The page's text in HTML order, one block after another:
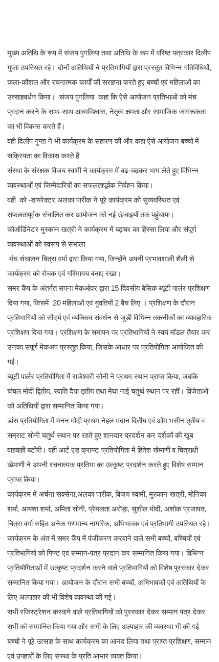
मुख्य अतिथि के रूप में संजय पुगलिया तथा अतिथि के रूप में वरिष्ठ पत्रकार दिलीप
गुप्ता उपस्थित रहे। दोनों अतिथियों ने प्रतिभागियों द्वारा प्रस्तुत विभिन्न गतिविधियों,
कला-कौशल और रचनात्मक कार्यों की सराहना करते हुए बच्चों एवं महिलाओं का
उत्साहवर्धन किया। संजय पुगलिया कहा कि ऐसे आयोजन प्रतिभाओं को मंच
प्रदान करने के साथ-साथ आत्मविश्वास, नेतृत्व क्षमता और सामाजिक जागरूकता
का भी विकास करते हैं।
वही दिलीप गुप्ता ने भी कार्यक्रम के सहारण की और कहा ऐसे आयोजन बच्चों में
सक्रियता का विकास करते हैं
संस्था के संरक्षक विजय स्वामी ने कार्यक्रम में बढ़-चढ़कर भाग लेते हुए विभिन्न
व्यवस्थाओं एवं जिम्मेदारियों का सफलतापूर्वक निर्वहन किया।
वहीं को -डायरेक्टर अलका पारीक ने पूरे कार्यक्रम को सुव्यवस्थित एवं
सफलतापूर्वक संचालित कर आयोजन को नई ऊंचाइयों तक पहुंचाया।
कोऑर्डिनेटर मुस्कान खत्री ने कार्यक्रम में बढ़चर का हिस्सा लिया और संपूर्ण
व्यवस्थाओं को स्वरूप से संभाला
मंच संचालन चित्रा वर्मा द्वारा किया गया, जिन्होंने अपनी प्रभावशाली शैली से
कार्यक्रम को रोचक एवं गरिमामय बनाए रखा।
समर कैंप के अंतर्गत सपना मेकओवर द्वारा 15 दिवसीय बेसिक ब्यूटी पार्लर प्रशिक्षण
दिया गया, जिसमें 20 महिलाओं एवं युवतियों 2 बैच लिए । प्रशिक्षण के दौरान
प्रतिभागियों को सौंदर्य एवं व्यक्तित्व संवर्धन से जुड़ी विभिन्न तकनीकों का व्यावहारिक
प्रशिक्षण दिया गया। प्रशिक्षण के समापन पर प्रतिभागियों ने स्वयं मॉडल तैयार कर
उनका संपूर्ण मेकअप प्रस्तुत किया, जिसके आधार पर प्रतियोगिता आयोजित की
गई।
ब्यूटी पार्लर प्रतियोगिता में राजेश्वरी सोनी ने प्रथम स्थान प्राप्त किया, जबकि
चंचल मोदी द्वितीय, स्वाति दैया तृतीय तथा मेघा नाई चतुर्थ स्थान पर रहीं। विजेताओं
को अतिथियों द्वारा सम्मानित किया गया।
डांस प्रतियोगिता में मनन मोदी प्रथम नेहल मदान दितीय एवं ओम भसीन तृतीय व
सम्राट सोनी चतुर्थ स्थान पर रहते हुए शानदार प्रदर्शन कर दर्शकों की खूब
वाहवाही बटोरी। वहीं आर्ट एंड क्राफ्ट प्रतियोगिता में हितेश खेमाणी व चित्राक्षी
खेमाणी ने अपनी रचनात्मक प्रतिभा का उत्कृष्ट प्रदर्शन करते हुए विशेष सम्मान
प्राप्त किया।
कार्यक्रम में अर्चना सक्सेना,अलका पारीक, विजय स्वामी, मुस्कान खत्री, मोनिका
शर्मा, आयशा शर्मा, अमिता सोनी, प्रेमलता अरोड़ा, सुशील मोदी, अशोक प्रजापत,
चित्रा वर्मा सहित अनेक गणमान्य नागरिक, अभिभावक एवं प्रतिभागी उपस्थित रहे।
कार्यक्रम के अंत में समर कैंप में पंजीकरण करवाने वाले सभी बच्चों, बच्चियों एवं
प्रतिभागियों को गिफ्ट एवं सम्मान-पत्र प्रदान कर सम्मानित किया गया। विभिन्न
प्रतियोगिताओं में उत्कृष्ट प्रदर्शन करने वाले प्रतिभागियों को विशेष पुरस्कार देकर
सम्मानित किया गया। आयोजन के दौरान सभी बच्चों, अभिभावकों एवं अतिथियों के
लिए अल्पाहार की भी विशेष व्यवस्था की गई।
सभी रजिस्ट्रेशन करवाने वाले प्रतिभागियों को पुरस्कार देकर सम्मान पत्र देकर
सभी को सम्मानित किया गया और सभी के लिए अल्पाहार की व्यवस्था भी की गई
बच्चों ने पूरे उत्साह के साथ कार्यक्रम का आनंद लिया तथा प्राप्त प्रशिक्षण, सम्मान
एवं उपहारों के लिए संस्था के प्रति आभार व्यक्त किया।